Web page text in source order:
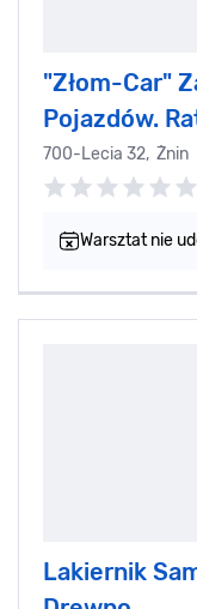
"Złom-Car"
Pojazdów.
700-Lecia 32, Żnin
Warsztat nie
Lakiernik